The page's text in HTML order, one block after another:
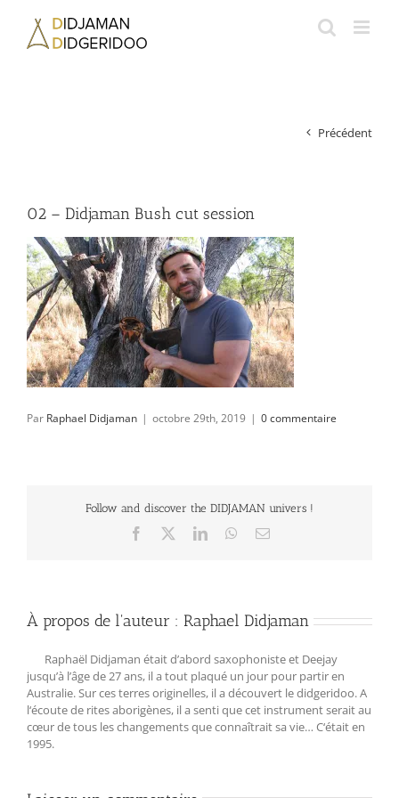
contenu
Précédent
02 – Didjaman Bush cut session
Par Raphael Didjaman | octobre 29th, 2019 | 0 commentaire
Follow and discover the DIDJAMAN univers !
Facebook LinkedInWhatsApp
Email
À propos de l'auteur : Raphael Didjaman
Raphaël Didjaman était d’abord saxophoniste et Deejay
jusqu’à l’âge de 27 ans, il a tout plaqué un jour pour partir en
Australie. Sur ces terres originelles, il a découvert le didgeridoo. A
l‘écoute de rites aborigènes, il a senti que cet instrument serait au
cœur de tous les changements que connaîtrait sa vie… C‘était en
1995.